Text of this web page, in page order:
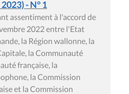
- N° 1
assentiment à l'accord de
2022 entre l'Etat
la Région wallonne, la
la Communauté
française, la
la Commission
et la Commission